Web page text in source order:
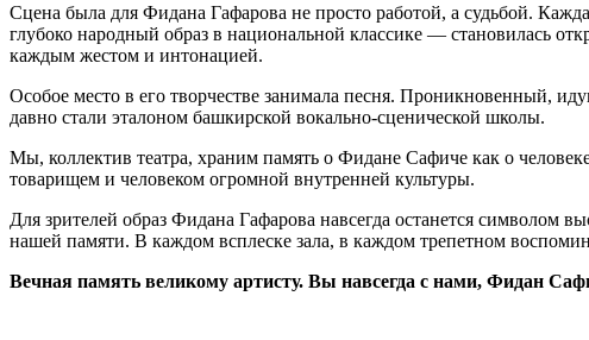
Сцена была для Фидана Гафарова не просто работой, а судьбой.
глубоко народный образ в национальной классике — становилась
каждым жестом и интонацией.
Особое место в его творчестве занимала песня. Проникновенный,
давно стали эталоном башкирской вокально-сценической школы.
Мы, коллектив театра, храним память о Фидане Сафиче как о
товарищем и человеком огромной внутренней культуры.
Для зрителей образ Фидана Гафарова навсегда останется символом
нашей памяти. В каждом всплеске зала, в каждом трепетном
Вечная память великому артисту. Вы навсегда с нами, Фидан